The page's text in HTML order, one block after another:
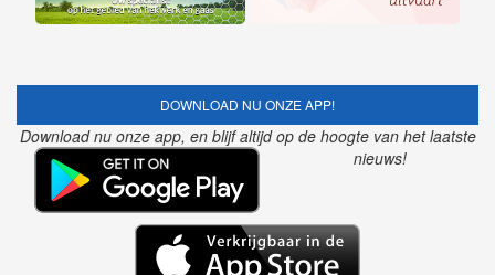
DOWNLOAD NU ONZE APP!
Download nu onze app, en blijf altijd op de hoogte van het laatste
nieuws!